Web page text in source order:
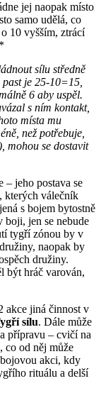
jej naopak místo
samo udělá, co
10 vyšším, ztrácí
sílu středně
je 25-10=15,
6 aby uspěl.
s ním kontakt,
místa mu
než potřebuje,
mohou se dostavit
– jeho postava se
kterých válečník
s bojem bytostně
boji, jen se nebude
tygří zónou by v
naopak by
družiny.
být hráč varován,
akce jiná činnost v
sílu. Dále může
přípravu – cvičí na
co od něj může
akci, kdy
rituálu a delší